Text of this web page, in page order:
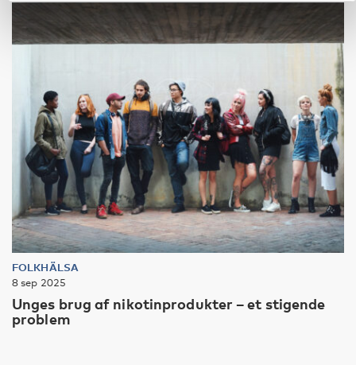
FOLKHÄLSA
8 sep 2025
Unges brug af nikotinprodukter – et stigende
problem